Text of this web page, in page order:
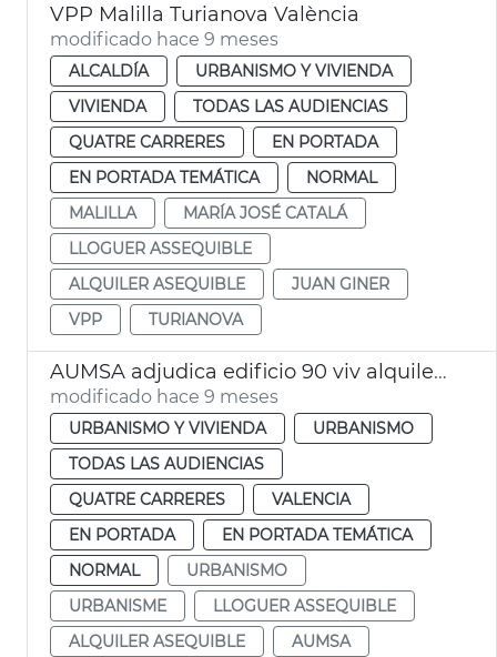
VPP Malilla Turianova València
modificado hace 9 meses
ALCALDÍA
URBANISMO Y VIVIENDA
VIVIENDA
TODAS LAS AUDIENCIAS
QUATRE CARRERES
EN PORTADA
EN PORTADA TEMÁTICA
NORMAL
MALILLA
MARÍA JOSÉ CATALÁ
LLOGUER ASSEQUIBLE
ALQUILER ASEQUIBLE
JUAN GINER
VPP
TURIANOVA
AUMSA adjudica edificio 90 viv alquiler asequible
modificado hace 9 meses
URBANISMO Y VIVIENDA
URBANISMO
TODAS LAS AUDIENCIAS
QUATRE CARRERES
VALENCIA
EN PORTADA
EN PORTADA TEMÁTICA
NORMAL
URBANISMO
URBANISME
LLOGUER ASSEQUIBLE
ALQUILER ASEQUIBLE
AUMSA